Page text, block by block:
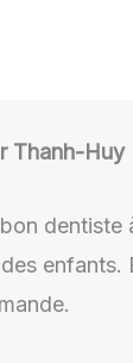
Thanh-
dentiste
enfants.